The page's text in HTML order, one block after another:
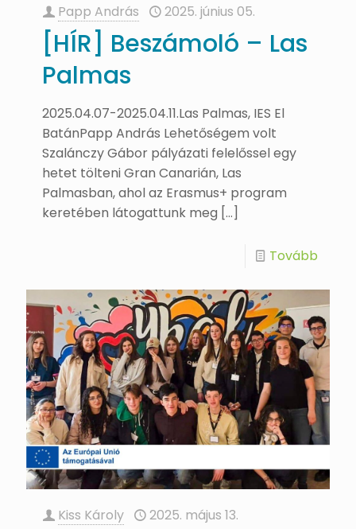
Papp András 2025. június 05.
[HÍR] Beszámoló – Las
Palmas
2025.04.07-2025.04.11.Las Palmas, IES El
BatánPapp András Lehetőségem volt
Szalánczy Gábor pályázati felelőssel egy
hetet tölteni Gran Canarián, Las
Palmasban, ahol az Erasmus+ program
keretében látogattunk meg […]
Tovább
Kiss Károly 2025. május 13.